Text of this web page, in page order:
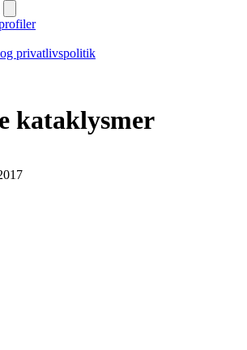
privatlivspolitik
kataklysmer